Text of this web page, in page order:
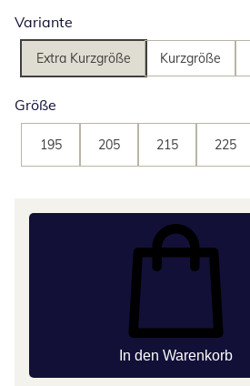
Variante
Extra Kurzgröße Kurzgröße
Größe
195 205 215 225
In den Warenkorb